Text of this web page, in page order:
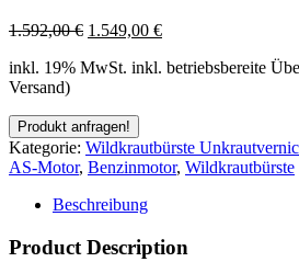
1.592,00€ 1.549,00 €
inkl. 19% MwSt. inkl. betriebsbereite
Versand)
Kategorie: Wildkrautbürste
AS-Motor, Benzinmotor, Wildkrautbürste
Beschreibung
Product Description